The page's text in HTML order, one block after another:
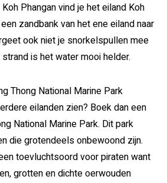
Phangan vind je het eiland Koh
zandbank van het ene eiland naar
ook niet je snorkelspullen mee
is het water mooi helder.
Thong National Marine Park
eilanden zien? Boek dan een
National Marine Park. Dit park
die grotendeels onbewoond zijn.
toevluchtsoord voor piraten want
grotten en dichte oerwouden